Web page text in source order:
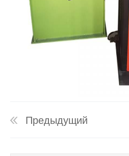
Предыдущий